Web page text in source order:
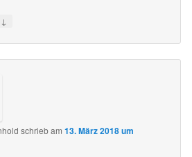
↓
schriebam13. März 2018 um